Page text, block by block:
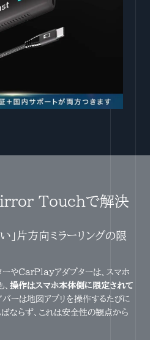
Touchで解決
」片方向ミラーリングの限
ーやCarPlayアダプターは、スマホ
操作はスマホ本体側に限定されて
バーは地図アプリを操作するたびに
ならず、これは安全性の観点から